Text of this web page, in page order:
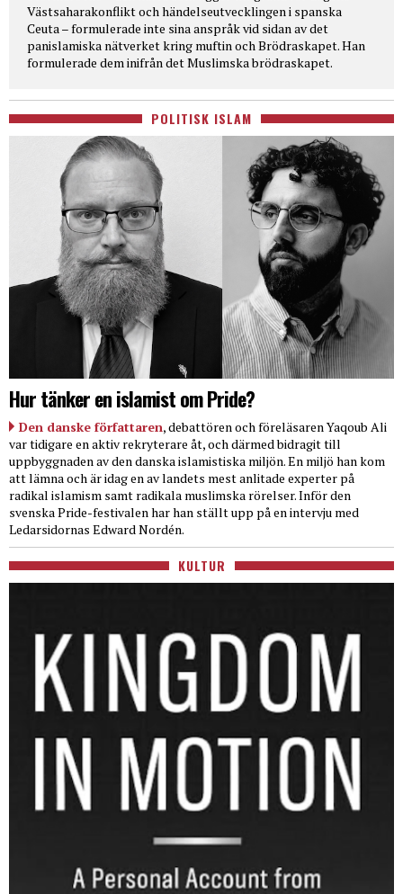
Västsaharakonflikt och händelseutvecklingen i spanska
Ceuta – formulerade inte sina anspråk vid sidan av det
panislamiska nätverket kring muftin och Brödraskapet. Han
formulerade dem inifrån det Muslimska brödraskapet.
POLITISK ISLAM
Hur tänker en islamist om Pride?
Den danske författaren, debattören och föreläsaren Yaqoub Ali
var tidigare en aktiv rekryterare åt, och därmed bidragit till
uppbyggnaden av den danska islamistiska miljön. En miljö han kom
att lämna och är idag en av landets mest anlitade experter på
radikal islamism samt radikala muslimska rörelser. Inför den
svenska Pride-festivalen har han ställt upp på en intervju med
Ledarsidornas Edward Nordén.
KULTUR